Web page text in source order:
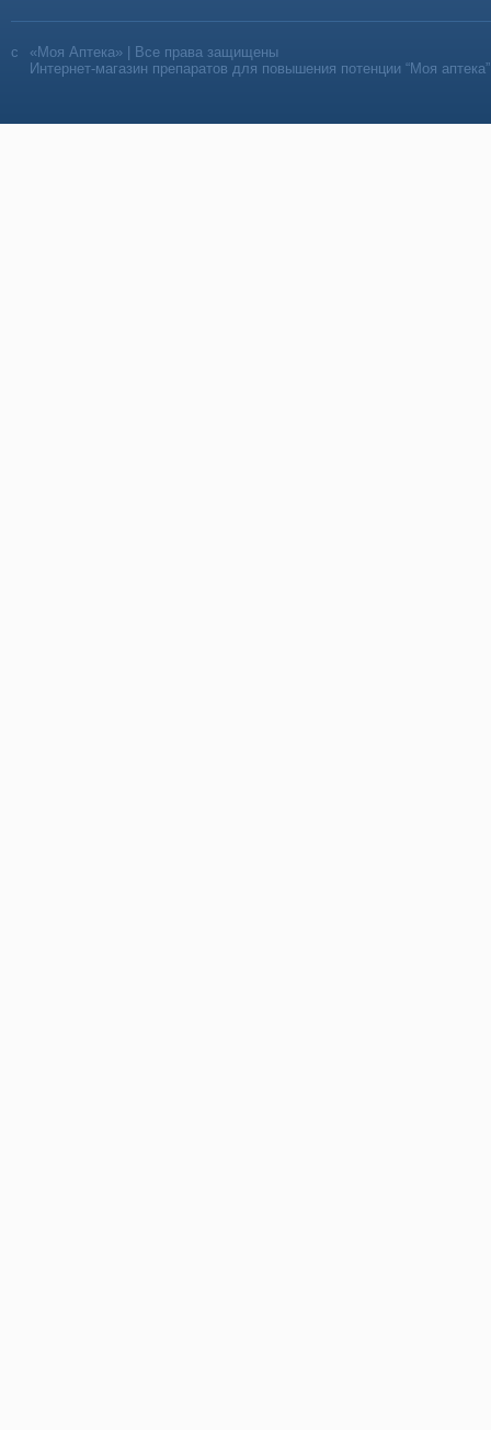
«Моя Аптека» | Все права защищены
Интернет-магазин препаратов для повышения потенции “Моя